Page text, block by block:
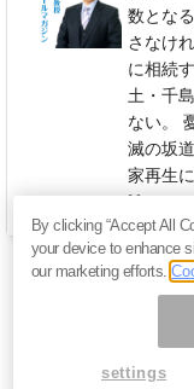
数とな
さなけ
に相続
土・千
ない。
滅の坂
家再生
By clicking “Accept All
your device to enhance
our marketing efforts.
settings